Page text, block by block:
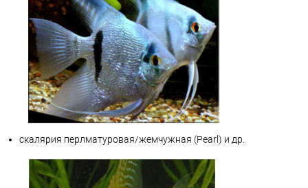
скалярия перлматуровая/жемчужная (Pearl) и др.